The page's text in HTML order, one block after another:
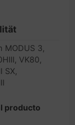
MODUS 3,
VK80,
SX,
producto